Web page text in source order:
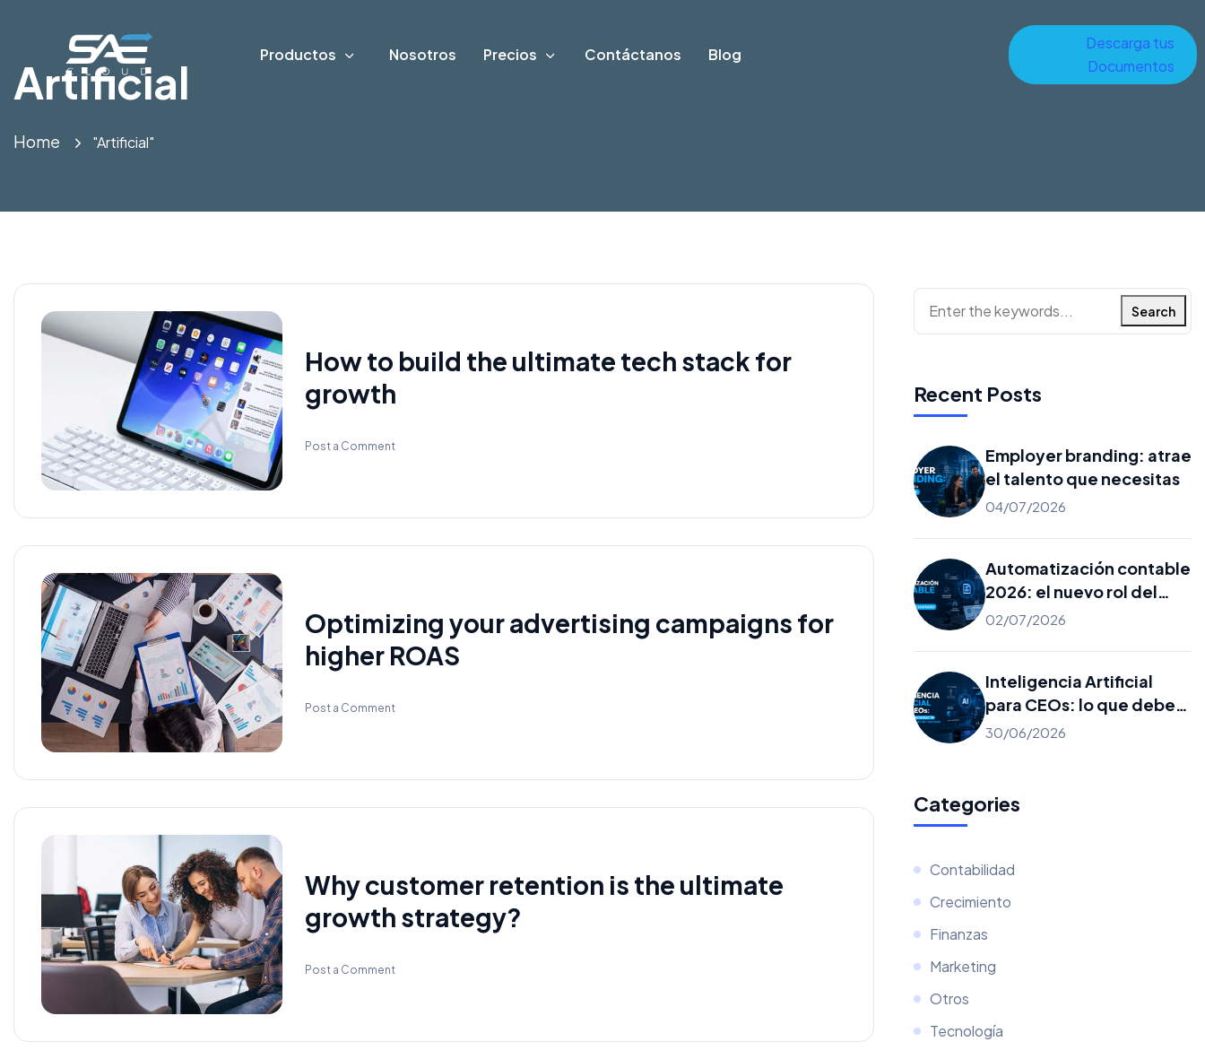
Productos Nosotros Precios Contáctanos Blog
Descarga tus
Documentos
Artificial
Home "Artificial"
How to build the ultimate tech stack for
growth
Post a Comment
Optimizing your advertising campaigns for
higher ROAS
Post a Comment
Why customer retention is the ultimate
growth strategy?
Post a Comment
Search
Recent Posts
Employer branding: atrae
el talento que necesitas
04/07/2026
Automatización contable
2026: el nuevo rol del
contador
02/07/2026
Inteligencia Artificial
para CEOs: lo que debes
implementar YA y lo que
30/06/2026
Categories
Contabilidad
Crecimiento
Finanzas
Marketing
Otros
Tecnología